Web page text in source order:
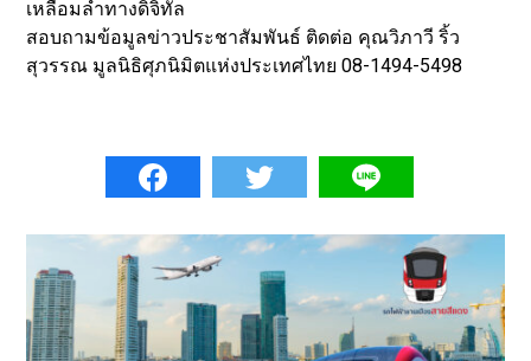
เหลื่อมล้ำทางดิจิทัล
สอบถามข้อมูลข่าวประชาสัมพันธ์ ติดต่อ คุณวิภาวี ริ้ว
สุวรรณ มูลนิธิศุภนิมิตแห่งประเทศไทย 08-1494-5498